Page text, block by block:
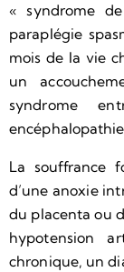
« syndrome
paraplégie
mois de la vie
un
syndrome
La souffrance
d’une anoxie
du placenta ou
hypotension
chronique, un